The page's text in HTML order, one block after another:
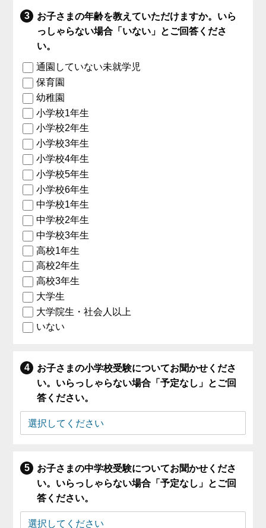
お子さまの年齢を教えていただけますか。いら
っしゃらない場合「いない」とご回答くださ
い。
通園していない未就学児
保育園
幼稚園
小学校1年生
小学校2年生
小学校3年生
小学校4年生
小学校5年生
小学校6年生
中学校1年生
中学校2年生
中学校3年生
高校1年生
高校2年生
高校3年生
大学生
大学院生・社会人以上
いない
お子さまの小学校受験についてお聞かせくださ
い。いらっしゃらない場合「予定なし」とご回
答ください。
お子さまの中学校受験についてお聞かせくださ
い。いらっしゃらない場合「予定なし」とご回
答ください。